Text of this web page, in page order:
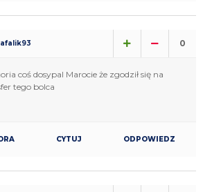
0
coś dosypal Marocie że zgodził się na
tego bolca
CYTUJ ODPOWIEDZ